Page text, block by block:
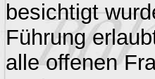
besichtigt
Führung
alle offenen